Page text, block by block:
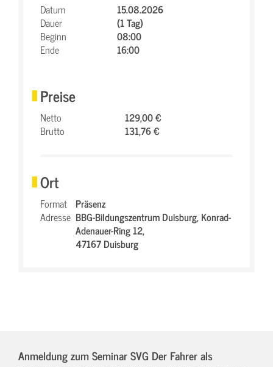
Datum
15.08.2026
Dauer
(1 Tag)
Beginn
08:00
Ende
16:00
Preise
Netto
129,00 €
Brutto
131,76 €
Ort
Format Präsenz
Adresse BBG-Bildungszentrum Duisburg,Konrad-
Adenauer-Ring 12,
47167 Duisburg
Anmeldung zum Seminar SVG Der Fahrer als